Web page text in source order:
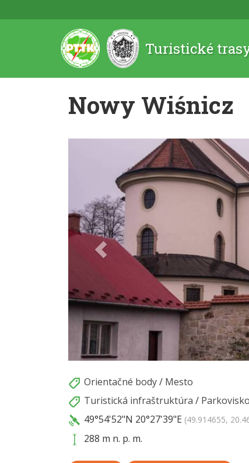
Turistické
Nowy Wiśnicz
Orientačné body/ Mesto
Turistická infraštruktúra / Parkovisko
49°54'52"N 20°27'39"E (49.914655,
288 m n. p. m.